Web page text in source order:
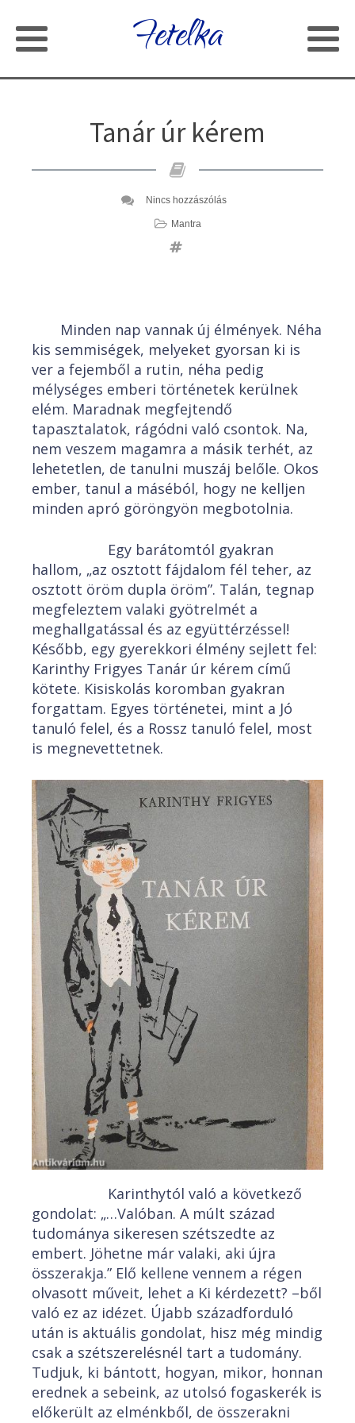
Fetelka
Tanár úr kérem
Nincs hozzászólás
Mantra
Minden nap vannak új élmények. Néha
kis semmiségek, melyeket gyorsan ki is
ver a fejemből a rutin, néha pedig
mélységes emberi történetek kerülnek
elém. Maradnak megfejtendő
tapasztalatok, rágódni való csontok. Na,
nem veszem magamra a másik terhét, az
lehetetlen, de tanulni muszáj belőle. Okos
ember, tanul a máséból, hogy ne kelljen
minden apró göröngyön megbotolnia.
Egy barátomtól gyakran
hallom, „az osztott fájdalom fél teher, az
osztott öröm dupla öröm”. Talán, tegnap
megfeleztem valaki gyötrelmét a
meghallgatással és az együttérzéssel!
Később, egy gyerekkori élmény sejlett fel:
Karinthy Frigyes Tanár úr kérem című
kötete. Kisiskolás koromban gyakran
forgattam. Egyes történetei, mint a Jó
tanuló felel, és a Rossz tanuló felel, most
is megnevettetnek.
Karinthytól való a következő
gondolat: „…Valóban. A múlt század
tudománya sikeresen szétszedte az
embert. Jöhetne már valaki, aki újra
összerakja.” Elő kellene vennem a régen
olvasott műveit, lehet a Ki kérdezett? –ből
való ez az idézet. Újabb századforduló
után is aktuális gondolat, hisz még mindig
csak a szétszerelésnél tart a tudomány.
Tudjuk, ki bántott, hogyan, mikor, honnan
erednek a sebeink, az utolsó fogaskerék is
előkerült az elménkből, de összerakni